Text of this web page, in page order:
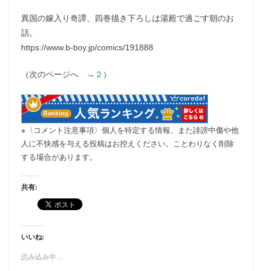
異国の嫁入り奇譚、四巻描き下ろしは湯殿で過ごす朝のお
話。
https://www.b-boy.jp/comics/191888
（次のページへ →２ ）
※〈コメント注意事項〉個人を特定する情報、また誹謗中傷や他
人に不快感を与える投稿はお控えください。ことわりなく削除
する場合があります。
共有:
いいね:
読み込み中…